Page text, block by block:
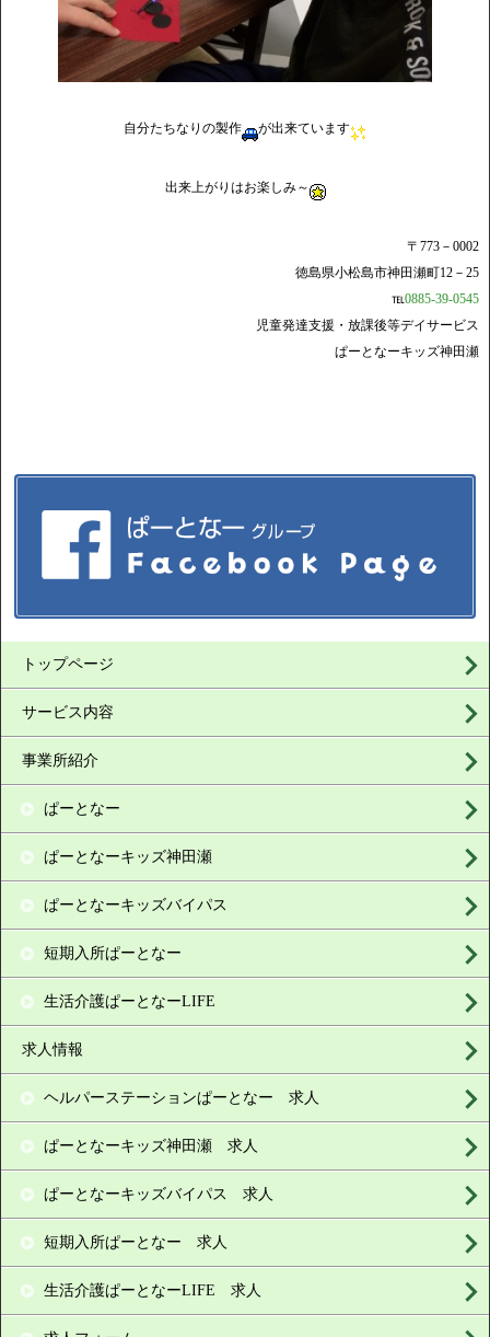
自分たちなりの製作 が出来ています
出来上がりはお楽しみ～
〒773－0002
徳島県小松島市神田瀬町12－25
℡0885-39-0545
児童発達支援・放課後等デイサービス
ぱーとなーキッズ神田瀬
トップページ
サービス内容
事業所紹介
ぱーとなー
ぱーとなーキッズ神田瀬
ぱーとなーキッズバイパス
短期入所ぱーとなー
生活介護ぱーとなーLIFE
求人情報
ヘルパーステーションぱーとなー 求人
ぱーとなーキッズ神田瀬 求人
ぱーとなーキッズバイパス 求人
短期入所ぱーとなー 求人
生活介護ぱーとなーLIFE 求人